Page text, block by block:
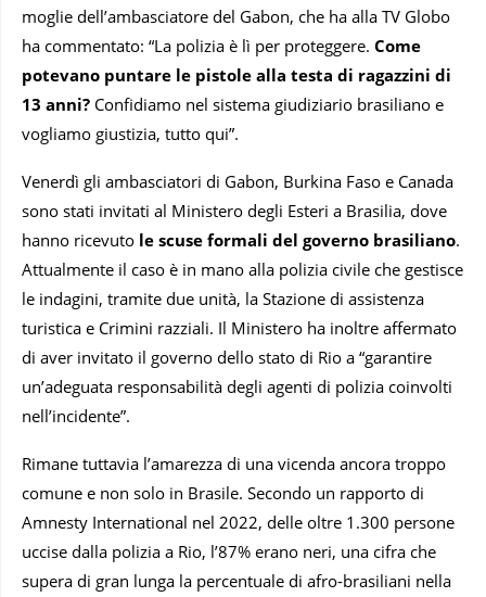
moglie dell’ambasciatore del Gabon, che ha alla TV Globo
ha commentato: “La polizia è lì per proteggere. Come
potevano puntare le pistole alla testa di ragazzini di
13 anni? Confidiamo nel sistema giudiziario brasiliano e
vogliamo giustizia, tutto qui”.
Venerdì gli ambasciatori di Gabon, Burkina Faso e Canada
sono stati invitati al Ministero degli Esteri a Brasilia, dove
hanno ricevuto le scuse formali del governo brasiliano.
Attualmente il caso è in mano alla polizia civile che gestisce
le indagini, tramite due unità, la Stazione di assistenza
turistica e Crimini razziali. Il Ministero ha inoltre affermato
di aver invitato il governo dello stato di Rio a “garantire
un’adeguata responsabilità degli agenti di polizia coinvolti
nell’incidente”.
Rimane tuttavia l’amarezza di una vicenda ancora troppo
comune e non solo in Brasile. Secondo un rapporto di
Amnesty International nel 2022, delle oltre 1.300 persone
uccise dalla polizia a Rio, l’87% erano neri, una cifra che
supera di gran lunga la percentuale di afro-brasiliani nella